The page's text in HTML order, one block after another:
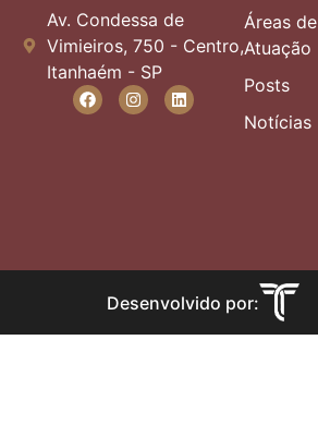
Av. Condessa de
Vimieiros, 750 - Centro,
Itanhaém - SP
Áreas de
Atuação
Posts
Notícias
Desenvolvido por: